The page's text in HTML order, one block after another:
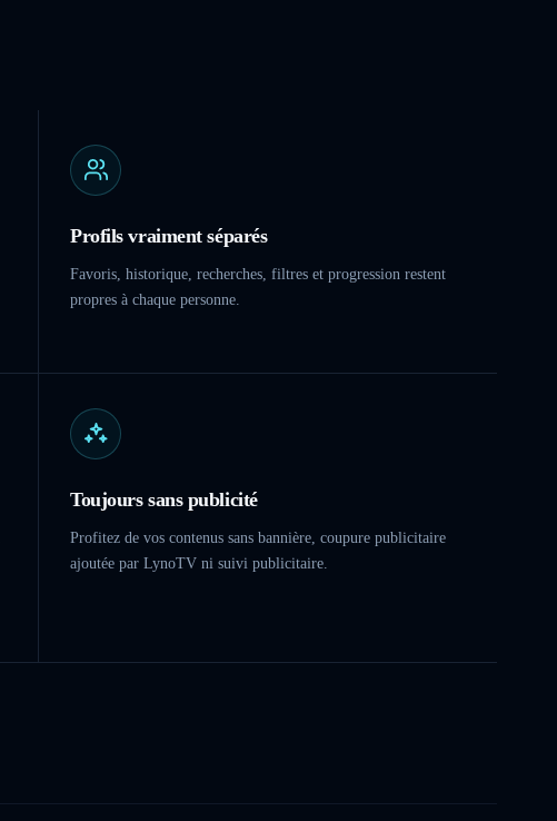
Profils vraiment séparés
Favoris, historique, recherches, filtres et progression restent
propres à chaque personne.
Toujours sans publicité
Profitez de vos contenus sans bannière, coupure publicitaire
ajoutée par LynoTV ni suivi publicitaire.